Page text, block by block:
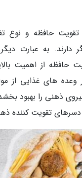
حافظه و نوع
دارند. به عبارت
حافظه از اهمیت
وعده های غذایی از
ذهنی را بهبود
تقویت کننده